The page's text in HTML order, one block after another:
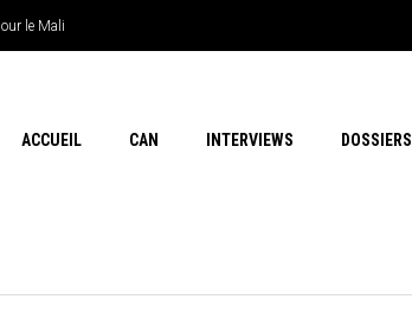
Mali
ACCUEIL CAN INTERVIEWS DOSSIERS